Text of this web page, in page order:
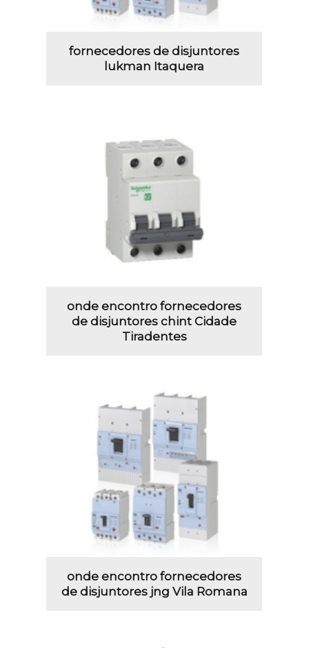
fornecedores de disjuntores
lukman Itaquera
onde encontro fornecedores
de disjuntores chint Cidade
Tiradentes
onde encontro fornecedores
de disjuntores jng Vila Romana